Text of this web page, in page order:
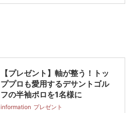
【プレゼント】軸が整う！トッ
ププロも愛用するデサントゴル
フの半袖ポロを1名様に
information プレゼント